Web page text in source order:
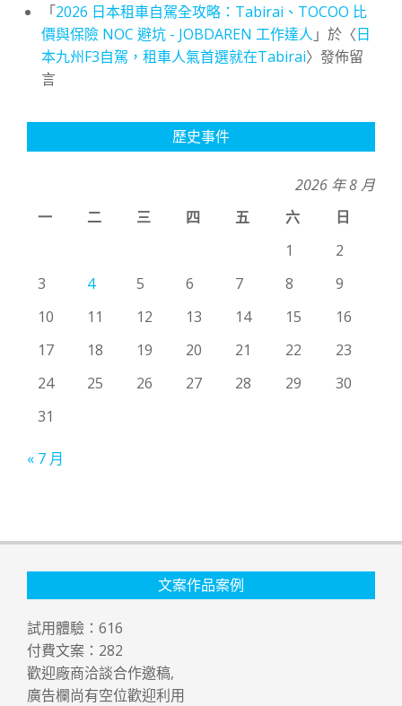
「2026 日本租車自駕全攻略：Tabirai、TOCOO 比
價與保險 NOC 避坑 - JOBDAREN 工作達人 」於〈日
本九州F3自駕，租車人氣首選就在Tabirai〉發佈留
言
歷史事件
2026 年 8 月
一
二 三 四 五 六
日
1
2
3
4 5 6 7 8
9
10
11 12 13 14 15
16
17
18 19 20 21 22
23
24
25 26 27 28 29
30
31
« 7 月
文案作品案例
試用體驗： 616
付費文案： 282
歡迎廠商洽談合作邀稿,
廣告欄尚有空位歡迎利用